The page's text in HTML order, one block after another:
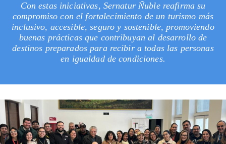
Con estas iniciativas, Sernatur Ñuble reafirma su
compromiso con el fortalecimiento de un turismo más
inclusivo, accesible, seguro y sostenible, promoviendo
buenas prácticas que contribuyan al desarrollo de
destinos preparados para recibir a todas las personas
en igualdad de condiciones.